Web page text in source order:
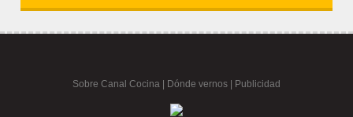
Sobre Canal Cocina Dónde vernos | Publicidad